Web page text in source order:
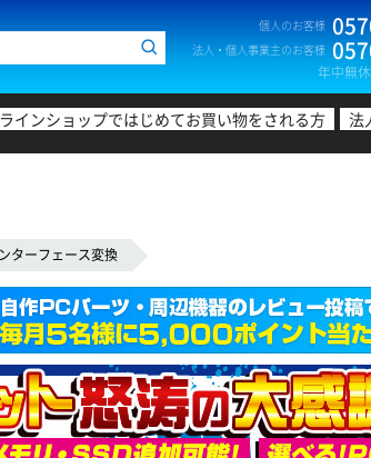
個人のお客様
法人・個人事業主のお客様
年中無
インショップではじめてお買い物をされる方 法
ターフェース変換